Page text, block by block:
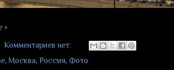
»
Комментариев нет:
, Москва, Россия, Фото